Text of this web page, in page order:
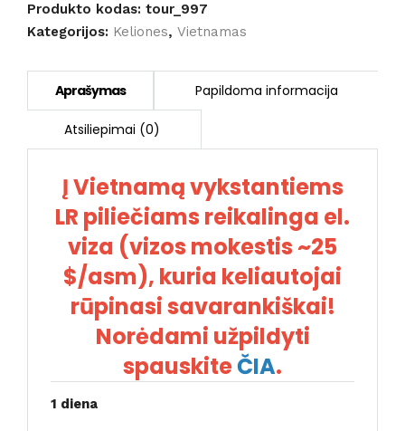
su
poilsiu
jūros
dienų
(skrydis
iš
Produkto kodas: tour_997
Kategorijos: Keliones, Vietnamas
Į Vietnamą vykstantiems
LR piliečiams reikalinga el.
viza (vizos mokestis ~25
$/asm), kuria keliautojai
rūpinasi savarankiškai!
Norėdami užpildyti
spauskiteČIA.
1 diena